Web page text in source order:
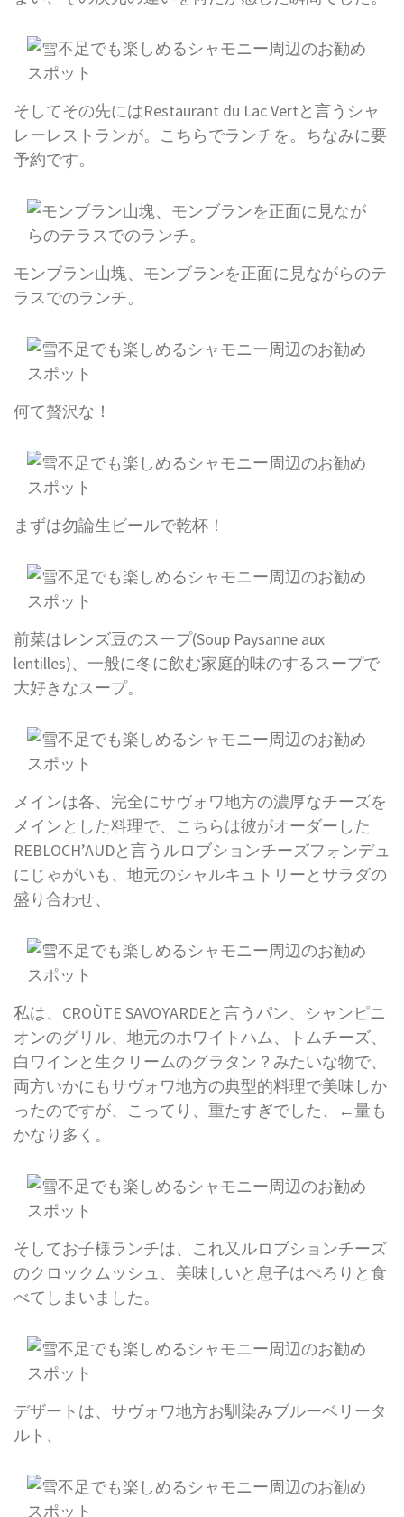
そしてその先にはRestaurant du Lac Vertと言うシャ
レーレストランが。こちらでランチを。ちなみに要
予約です。
モンブラン山塊、モンブランを正面に見ながらのテ
ラスでのランチ。
何て贅沢な！
まずは勿論生ビールで乾杯！
前菜はレンズ豆のスープ(Soup Paysanne aux
lentilles)、一般に冬に飲む家庭的味のするスープで
大好きなスープ。
メインは各、完全にサヴォワ地方の濃厚なチーズを
メインとした料理で、こちらは彼がオーダーした
REBLOCH’AUDと言うルロブションチーズフォンデュ
にじゃがいも、地元のシャルキュトリーとサラダの
盛り合わせ、
私は、CROÛTE SAVOYARDEと言うパン、シャンピニ
オンのグリル、地元のホワイトハム、トムチーズ、
白ワインと生クリームのグラタン？みたいな物で、
両方いかにもサヴォワ地方の典型的料理で美味しか
ったのですが、こってり、重たすぎでした、←量も
かなり多く。
そしてお子様ランチは、これ又ルロブションチーズ
のクロックムッシュ、美味しいと息子はぺろりと食
べてしまいました。
デザートは、サヴォワ地方お馴染みブルーベリータ
ルト、